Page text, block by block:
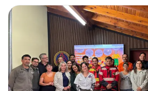
Delegaciones
Normativa
Transparencia
Presupuesto